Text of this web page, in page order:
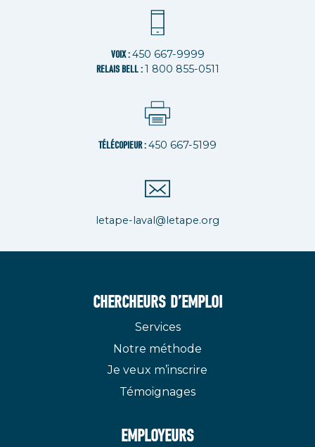
VOIX :450 667-9999
RELAIS BELL :1 800 855-0511
TÉLÉCOPIEUR :450 667-5199
letape-laval@letape.org
CHERCHEURS D’EMPLOI
Services
Notre méthode
Je veux m’inscrire
Témoignages
EMPLOYEURS